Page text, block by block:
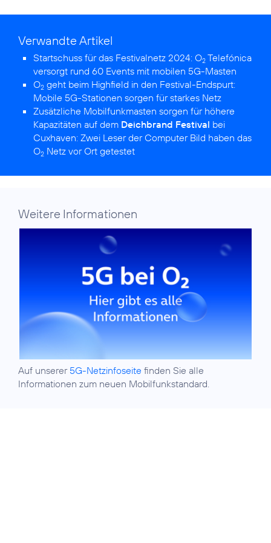
Verwandte Artikel
Startschuss für das Festivalnetz 2024: O2 Telefónica
versorgt rund 60 Events mit mobilen 5G-Masten
O2 geht beim Highfield in den Festival-Endspurt:
Mobile 5G-Stationen sorgen für starkes Netz
Zusätzliche Mobilfunkmasten sorgen für höhere
Kapazitäten auf dem Deichbrand Festival bei
Cuxhaven: Zwei Leser der Computer Bild haben das
O2 Netz vor Ort getestet
Weitere Informationen
Auf unserer 5G-Netzinfoseite finden Sie alle
Informationen zum neuen Mobilfunkstandard.